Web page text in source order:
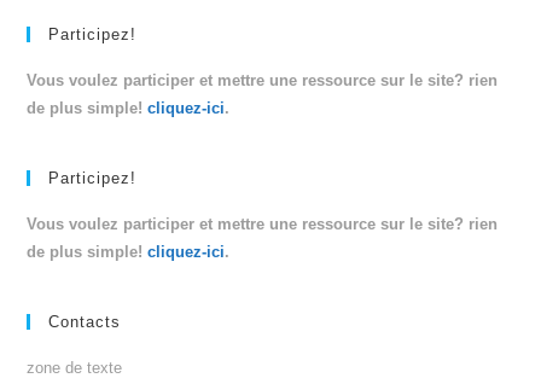
Participez!
Vous voulez participer et mettre une ressource sur le site? rien
de plus simple!cliquez-ici.
Participez!
Vous voulez participer et mettre une ressource sur le site? rien
de plus simple!cliquez-ici.
Contacts
zone de texte